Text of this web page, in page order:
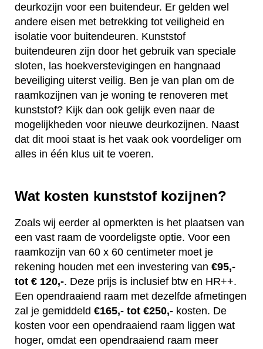
deurkozijn voor een buitendeur. Er gelden wel
andere eisen met betrekking tot veiligheid en
isolatie voor buitendeuren. Kunststof
buitendeuren zijn door het gebruik van speciale
sloten, las hoekverstevigingen en hangnaad
beveiliging uiterst veilig. Ben je van plan om de
raamkozijnen van je woning te renoveren met
kunststof? Kijk dan ook gelijk even naar de
mogelijkheden voor nieuwe deurkozijnen. Naast
dat dit mooi staat is het vaak ook voordeliger om
alles in één klus uit te voeren.
Wat kosten kunststof kozijnen?
Zoals wij eerder al opmerkten is het plaatsen van
een vast raam de voordeligste optie. Voor een
raamkozijn van 60 x 60 centimeter moet je
rekening houden met een investering van €95,-
tot € 120,-. Deze prijs is inclusief btw en HR++.
Een opendraaiend raam met dezelfde afmetingen
zal je gemiddeld €165,- tot €250,- kosten. De
kosten voor een opendraaiend raam liggen wat
hoger, omdat een opendraaiend raam meer